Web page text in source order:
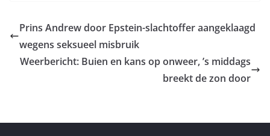
Prins Andrew door Epstein-slachtoffer aangeklaagd
wegens seksueel misbruik
Weerbericht: Buien en kans op onweer, ’s middags
breekt de zon door